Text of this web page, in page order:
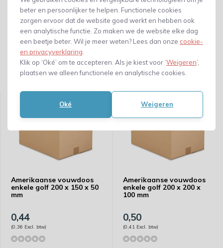
beter en persoonlijker te helpen. Functionele cookies
zorgen ervoor dat de website goed werkt en hebben ook
een analytische functie. Zo maken we de website elke dag
een beetje beter. Wil je meer weten? Lees dan onze cookie-
en privacyverklaring
Klik op ‘Oké’ om te accepteren. Als je kiest voor ‘Weigeren’,
plaatsen we alleen functionele en analytische cookies.
Oké Weigeren
Gerelateerde producten
Amerikaanse vouwdoos
enkele golf 200 x 150 x 50
mm
0,44
(0,36 Excl. btw)
Amerikaanse vouwdoos
enkele golf 200 x 200 x
100 mm
0,50
(0,41 Excl. btw)